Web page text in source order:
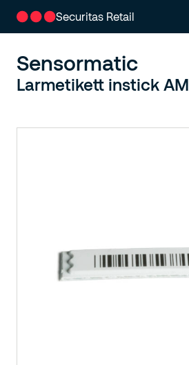
Securitas Retail
Sensormatic
Larmetikett instick AM